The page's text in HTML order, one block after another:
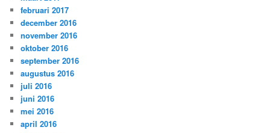
februari 2017
december 2016
november 2016
oktober 2016
september 2016
augustus 2016
juli 2016
juni 2016
mei 2016
april 2016